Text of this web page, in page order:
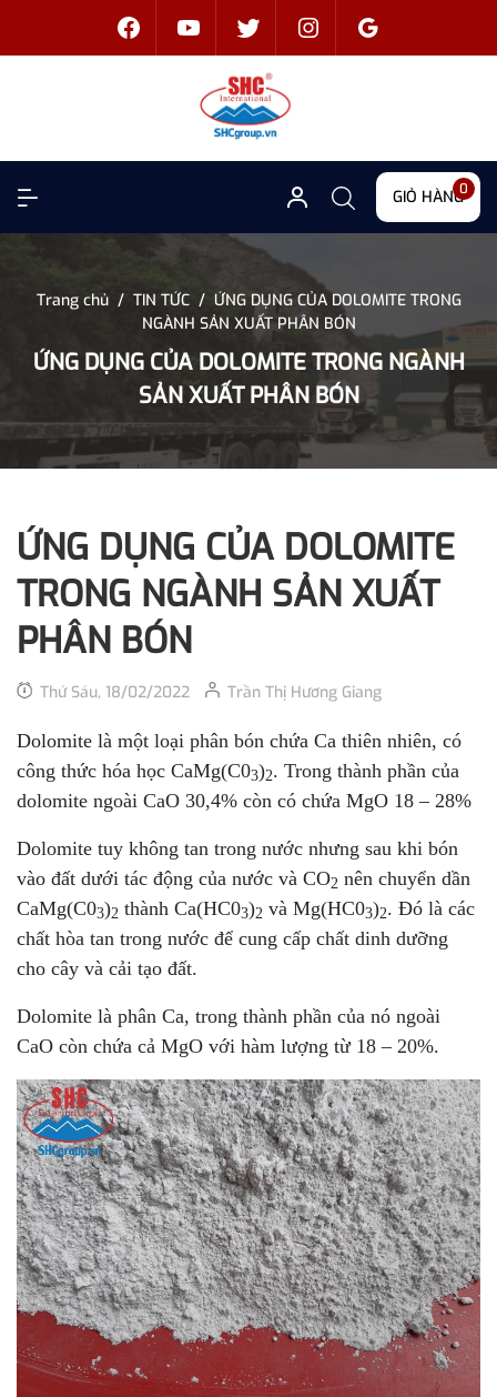
GIỎ HÀNG0
Trang chủ / TIN TỨC / ỨNG DỤNG CỦA DOLOMITE TRONG
NGÀNH SẢN XUẤT PHÂN BÓN
ỨNG DỤNG CỦA DOLOMITE TRONG NGÀNH
SẢN XUẤT PHÂN BÓN
ỨNG DỤNG CỦA DOLOMITE
TRONG NGÀNH SẢN XUẤT
PHÂN BÓN
Thứ Sáu, 18/02/2022 Trần Thị Hương Giang
Dolomite là một loại phân bón chứa Ca thiên nhiên, có
công thức hóa học CaMg(C03)2. Trong thành phần của
dolomite ngoài CaO 30,4% còn có chứa MgO 18 – 28%
Dolomite tuy không tan trong nước nhưng sau khi bón
vào đất dưới tác động của nước và CO2 nên chuyển dần
CaMg(C03)2 thành Ca(HC03)2 và Mg(HC03)2. Đó là các
chất hòa tan trong nước để cung cấp chất dinh dưỡng
cho cây và cải tạo đất.
Dolomite là phân Ca, trong thành phần của nó ngoài
CaO còn chứa cả MgO với hàm lượng từ 18 – 20%.